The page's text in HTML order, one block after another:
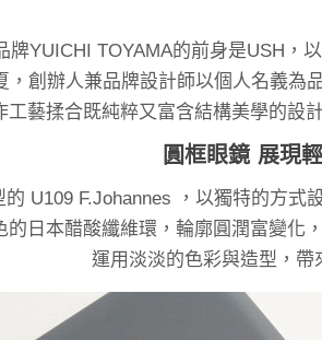
牌YUICHI TOYAMA的前身是USH，
，創辦人兼品牌設計師以個人名義為
工藝揉合既純粹又富含結構美學的設
圓框眼鏡 展現
的 U109 F.Johannes ，以獨特的方
的日本醋酸纖維環，輪廓圓潤富變化
運用淡淡的色彩與造型，帶